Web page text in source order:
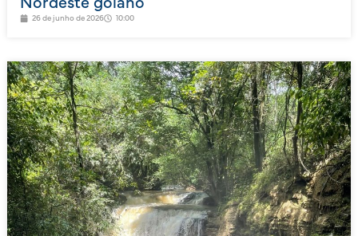
26 de junho de 2026 10:00